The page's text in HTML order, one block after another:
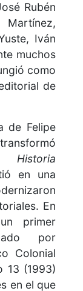
Rubén
Iván
muchos
como
de
de Felipe
Historia
en una
En
primer
por
Colonial
13 (1993)
en el que